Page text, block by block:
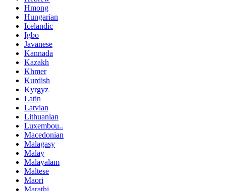
Hmong
Hungarian
Icelandic
Igbo
Javanese
Kannada
Kazakh
Khmer
Kurdish
Kyrgyz
Latin
Latvian
Lithuanian
Luxembou..
Macedonian
Malagasy
Malay
Malayalam
Maltese
Maori
Marathi